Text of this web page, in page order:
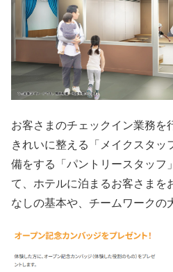
お客さまのチェックイン業務を
きれいに整える「メイクスタッ
備をする「パントリースタッフ
て、ホテルに泊まるお客さまを
なしの基本や、チームワークの